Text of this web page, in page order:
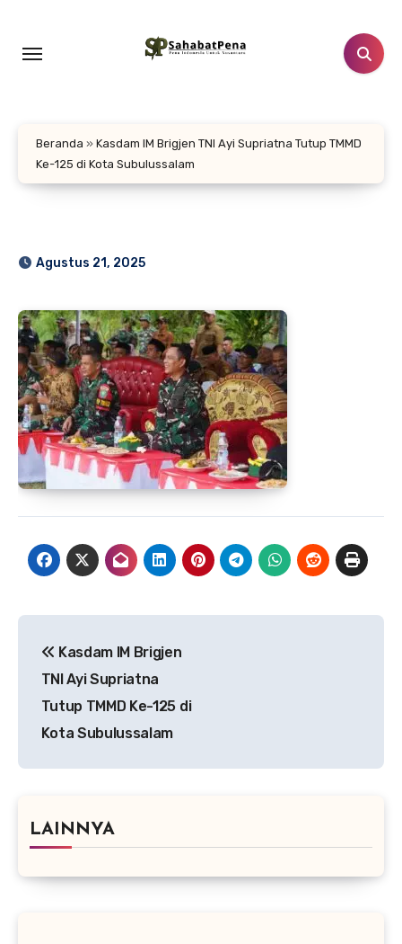
konten
Beranda » Kasdam IM Brigjen TNI Ayi Supriatna Tutup TMMD
Ke-125 di Kota Subulussalam
Agustus 21, 2025
pos
Kasdam IM Brigjen
TNI Ayi Supriatna
Tutup TMMD Ke-125 di
Kota Subulussalam
LAINNYA